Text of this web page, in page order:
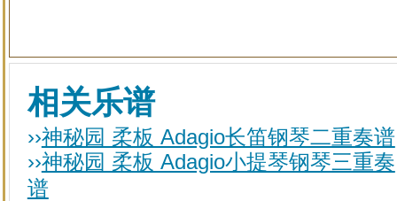
相关乐谱
››神秘园 柔板 Adagio长笛钢琴二重奏谱
››神秘园 柔板 Adagio小提琴钢琴三重奏
谱